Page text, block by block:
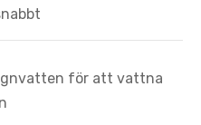
för att vattna